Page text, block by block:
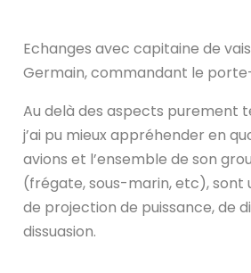
Echanges avec capitaine de
Germain, commandant le
Au delà des aspects purement
j’ai pu mieux appréhender en
avions et l’ensemble de son
(frégate, sous-marin, etc), sont
de projection de puissance, de
dissuasion.